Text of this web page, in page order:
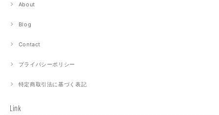
About
Blog
Contact
プライバシーポリシー
特定商取引法に基づく表記
Link